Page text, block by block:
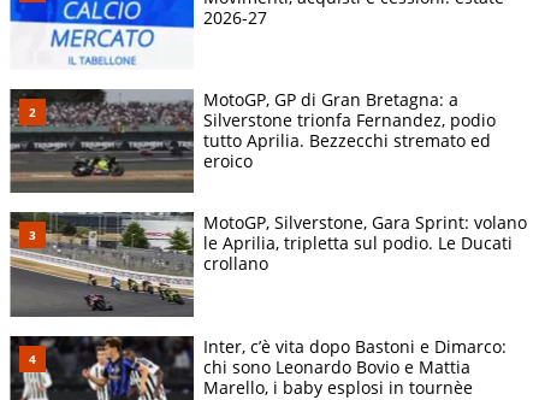
2026-27
MotoGP, GP di Gran Bretagna: a
Silverstone trionfa Fernandez, podio
tutto Aprilia. Bezzecchi stremato ed
eroico
MotoGP, Silverstone, Gara Sprint: volano
le Aprilia, tripletta sul podio. Le Ducati
crollano
Inter, c’è vita dopo Bastoni e Dimarco:
chi sono Leonardo Bovio e Mattia
Marello, i baby esplosi in tournèe